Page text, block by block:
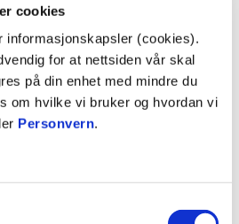
cookies
informasjonskapsler (cookies).
for at nettsiden vår skal
på din enhet med mindre du
om hvilke vi bruker og hvordan vi
Personvern.
fra at vi ga bort noen
og lot dem få noen baller inn
jeg vi hadde god kontroll. Vi
gå ut og spille videre på
kom til å få sjanser til å score
Vi kom ut med full fart
sier Frandsen.
kampen
godt og fortsatte å komme